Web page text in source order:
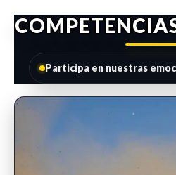
Participa en nuestras
INSCRIPCIONES ABIERTAS